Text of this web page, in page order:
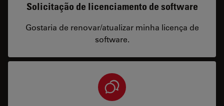
Solicitação de licenciamento de software
Gostaria de renovar/atualizar minha licença de
software.